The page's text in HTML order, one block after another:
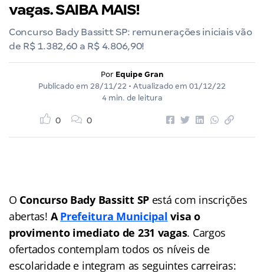
vagas. SAIBA MAIS!
Concurso Bady Bassitt SP: remunerações iniciais vão
de R$ 1.382,60 a R$ 4.806,90!
Por Equipe Gran
Publicado em 28/11/22 • Atualizado em 01/12/22
4 min. de leitura
0 0
O Concurso Bady Bassitt SP está com inscrições
abertas! APrefeitura Municipal visa o
provimento imediato de 231 vagas. Cargos
ofertados contemplam todos os níveis de
escolaridade e integram as seguintes carreiras: